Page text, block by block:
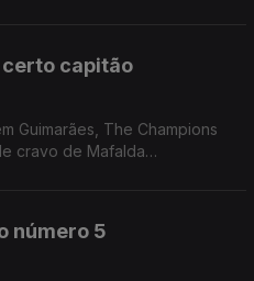
certo capitão
Guimarães, The Champions
cravo de Mafalda
número 5